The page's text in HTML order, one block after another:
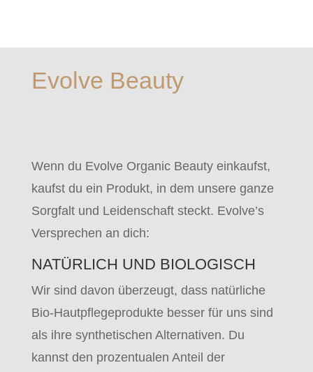
Evolve Beauty
Wenn du Evolve Organic Beauty einkaufst,
kaufst du ein Produkt, in dem unsere ganze
Sorgfalt und Leidenschaft steckt. Evolve’s
Versprechen an dich:
NATÜRLICH UND BIOLOGISCH
Wir sind davon überzeugt, dass natürliche
Bio-Hautpflegeprodukte besser für uns sind
als ihre synthetischen Alternativen. Du
kannst den prozentualen Anteil der